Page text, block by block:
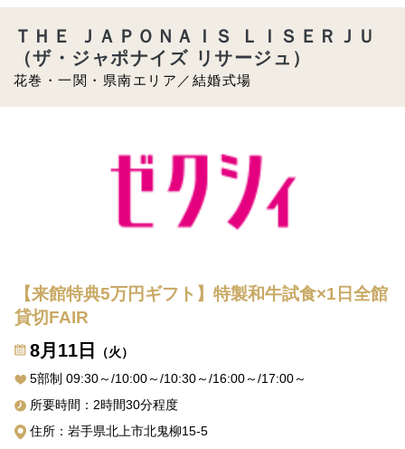
花巻・一関・県南エリア／結婚式場
ＴＨＥ ＪＡＰＯＮＡＩＳ ＬＩＳＥＲＪＵ
（ザ・ジャポナイズ リサージュ）
【来館特典5万円ギフト】特製和牛試食×1日全館
貸切FAIR
8月11日
（火）
5部制 09:30～/10:00～/10:30～/16:00～/17:00～
所要時間：2時間30分程度
住所：岩手県北上市北鬼柳15-5